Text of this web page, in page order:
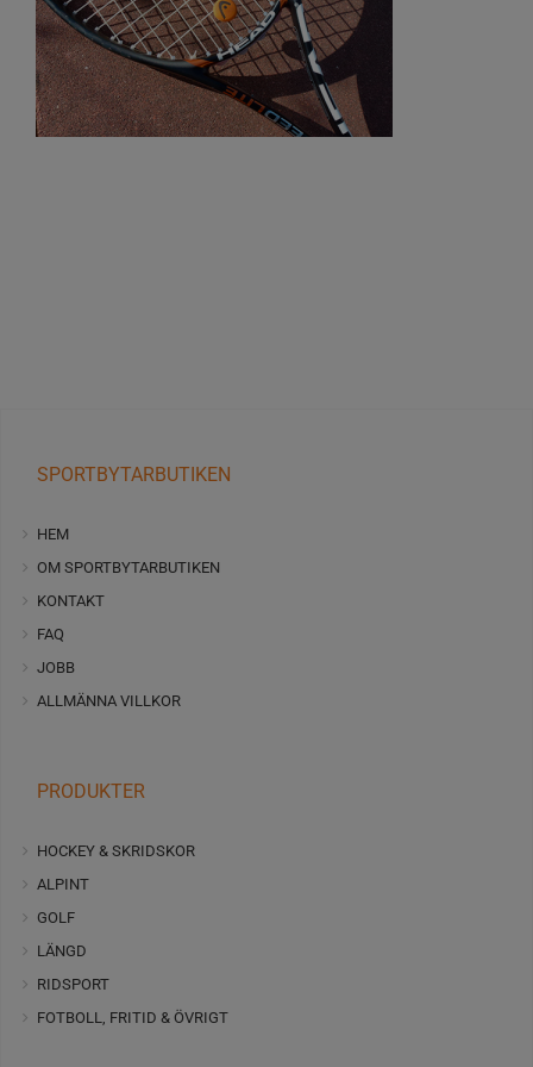
SPORTBYTARBUTIKEN
HEM
OM SPORTBYTARBUTIKEN
KONTAKT
FAQ
JOBB
ALLMÄNNA VILLKOR
PRODUKTER
HOCKEY & SKRIDSKOR
ALPINT
GOLF
LÄNGD
RIDSPORT
FOTBOLL, FRITID & ÖVRIGT